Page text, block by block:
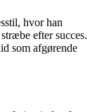
hvor han
efter succes.
som afgørende